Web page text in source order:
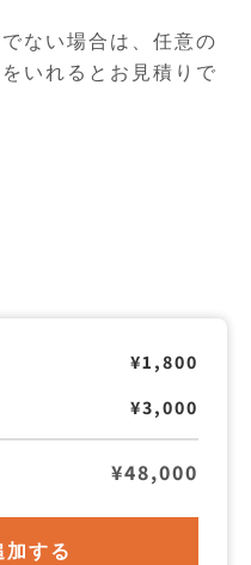
ない場合は、任意の
いれるとお見積りで
¥1,800
¥3,000
¥48,000
する